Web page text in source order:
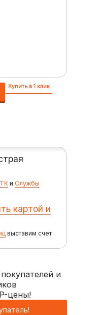
Купить в 1 клик
ТК иСлужбы
картой и
выставим счет
и
цены!